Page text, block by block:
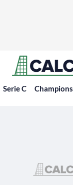
Serie C Champions